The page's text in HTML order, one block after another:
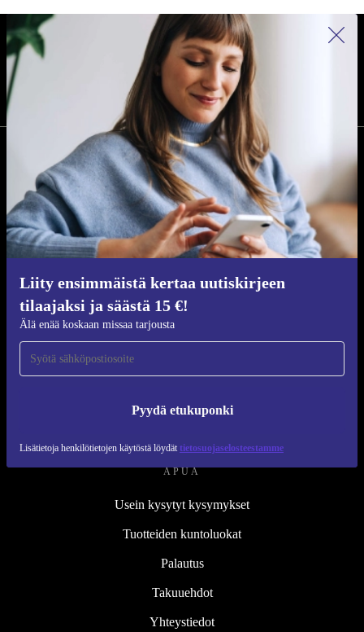
Liity ensimmäistä kertaa uutiskirjeen
tilaajaksi ja säästä 15 €!
Älä enää koskaan missaa tarjousta
Pyydä etukuponki
Lisätietoja henkilötietojen käytöstä löydät tietosuojaselosteestamme
REFURBED SUOMI - RETHINK NEW.
SEURAA MEITÄ
YRITYS
Miksi refurbed
Kunnostusprosessi
Kestävyys
Laatu
Tietoa meistä
APUA
Usein kysytyt kysymykset
Tuotteiden kuntoluokat
Palautus
Takuuehdot
Yhteystiedot